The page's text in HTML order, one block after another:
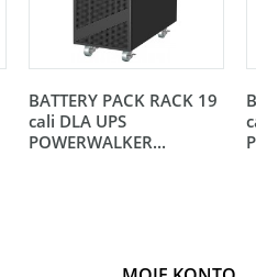
BATTERY PACK RACK 19
cali DLA UPS
POWERWALKER...